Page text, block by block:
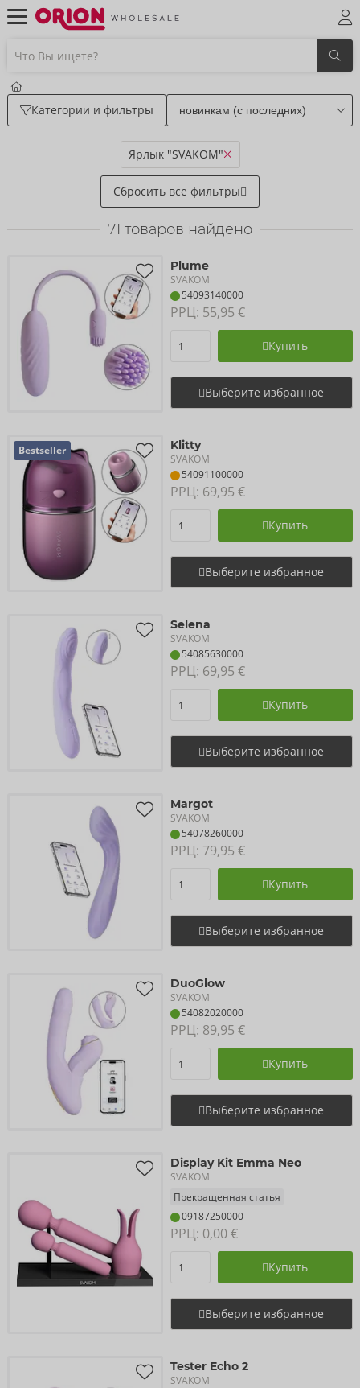
Категории и фильтры
Ярлык "SVAKOM"
Сбросить все фильтры
71 товаров найдено
Plume
SVAKOM
54093140000
РРЦ: 55,95 €
Купить
Выберите избранное
Bestseller Klitty
SVAKOM
54091100000
РРЦ: 69,95 €
Купить
Выберите избранное
Selena
SVAKOM
54085630000
РРЦ: 69,95 €
Купить
Выберите избранное
Margot
SVAKOM
54078260000
РРЦ: 79,95 €
Купить
Выберите избранное
DuoGlow
SVAKOM
54082020000
РРЦ: 89,95 €
Купить
Выберите избранное
Display Kit Emma Neo
SVAKOM
Прекращенная статья
09187250000
РРЦ: 0,00 €
Купить
Выберите избранное
Tester Echo 2
SVAKOM